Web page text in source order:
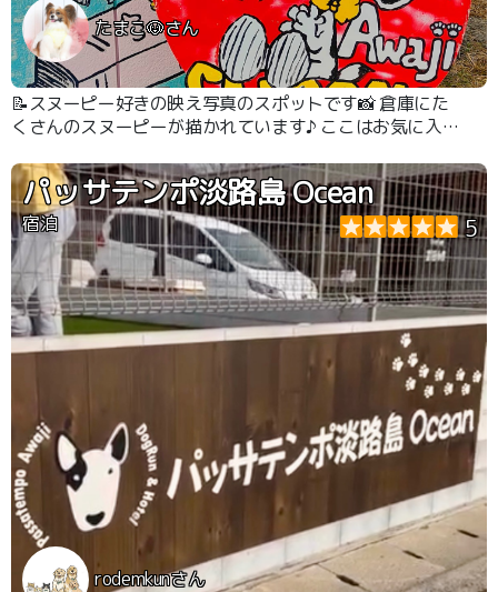
たまこ🐶さん
📝スヌーピー好きの映え写真のスポットです📸 倉庫にた
くさんのスヌーピーが描かれています♪ ここはお気に入り
利用の仕方でした。
パッサテンポ淡路島 Ocean
宿泊 5
rodemkunさん